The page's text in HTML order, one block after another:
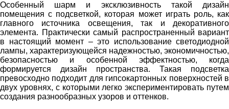
Особенный шарм и эксклюзивность такой дизайн
помещения с подсветкой, которая может играть роль, как
главного источника освещения, так и декоративного
элемента. Практически самый распространенный вариант
в настоящий момент – это использование светодиодной
лампы, характеризующейся надежностью, экономичностью,
безопасностью и особенной эффектностью, когда
формируется дизайн пространства. Такая подсветка
превосходно подходит для гипсокартонных поверхностей в
двух уровнях, с которыми легко экспериментировать путем
создания разнообразных узоров и оттенков.